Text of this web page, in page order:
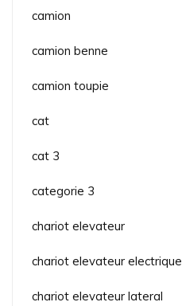
camion
camion benne
camion toupie
cat
cat 3
categorie 3
chariot elevateur
chariot elevateur electrique
chariot elevateur lateral